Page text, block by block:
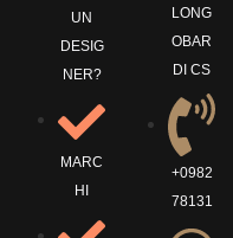
UN
DESIG
NER?
MARC
HI
LONG
OBAR
DI CS
+0982
78131